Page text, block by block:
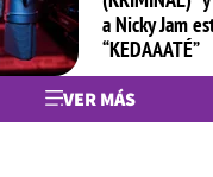
a Nicky Jam
“KEDAAATÉ”
VER MÁS